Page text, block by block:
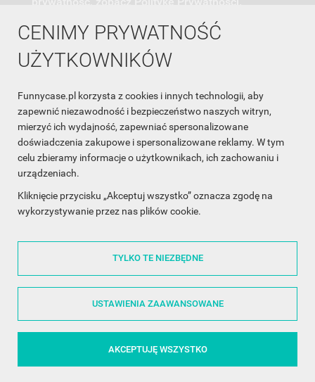
CENIMY PRYWATNOŚĆ
UŻYTKOWNIKÓW
Funnycase.pl korzysta z cookies i innych technologii, aby
zapewnić niezawodność i bezpieczeństwo naszych witryn,
mierzyć ich wydajność, zapewniać spersonalizowane
doświadczenia zakupowe i spersonalizowane reklamy. W tym
celu zbieramy informacje o użytkownikach, ich zachowaniu i
urządzeniach.
Kliknięcie przycisku „Akceptuj wszystko” oznacza zgodę na
wykorzystywanie przez nas plików cookie.
TYLKO TE NIEZBĘDNE
USTAWIENIA ZAAWANSOWANE
AKCEPTUJĘ WSZYSTKO
INFORMACJA O SKLEPIE
INFORMACJE
OBSŁUGA KLIENTA
WSPÓŁPRACA
ŚLEDŹ NAS NA FACEBOOKU
Made with❤in Poland